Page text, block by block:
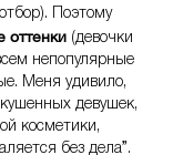
Поэтому
оттенки (девочки
непопулярные
Меня удивило,
девушек,
косметики,
без дела”.